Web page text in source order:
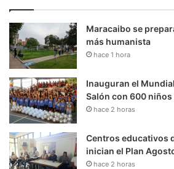
Maracaibo se
más humanista
hace 1 hora
Inauguran el
Salón con 600
hace 2 horas
Centros educativos
inician el Plan
hace 2 horas